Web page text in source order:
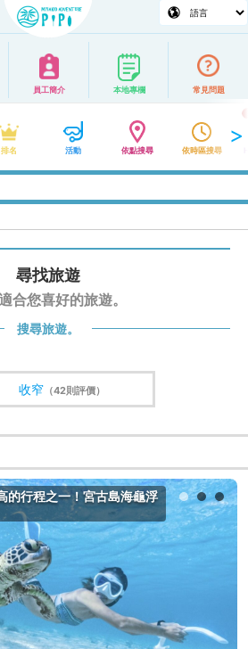
員工簡介 本地專欄 常見問題
排名 活動 依點搜尋 依時區搜尋
尋找旅遊
合您喜好的旅遊。
搜尋旅遊。
收窄（42則評價）
的行程之一！宮古島海龜浮